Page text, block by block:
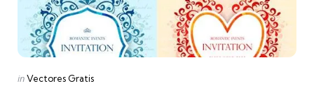
Categories
Posted
inVectores Gratis